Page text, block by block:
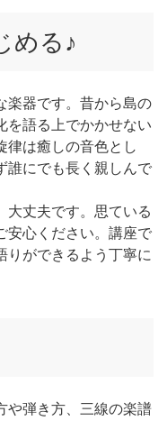
める♪
楽器です。昔から島の
を語る上でかかせない
律は癒しの音色とし
誰にでも長く親しんで
大丈夫です。思ている
安心ください。講座で
りができるよう丁寧に
や弾き方、三線の楽譜